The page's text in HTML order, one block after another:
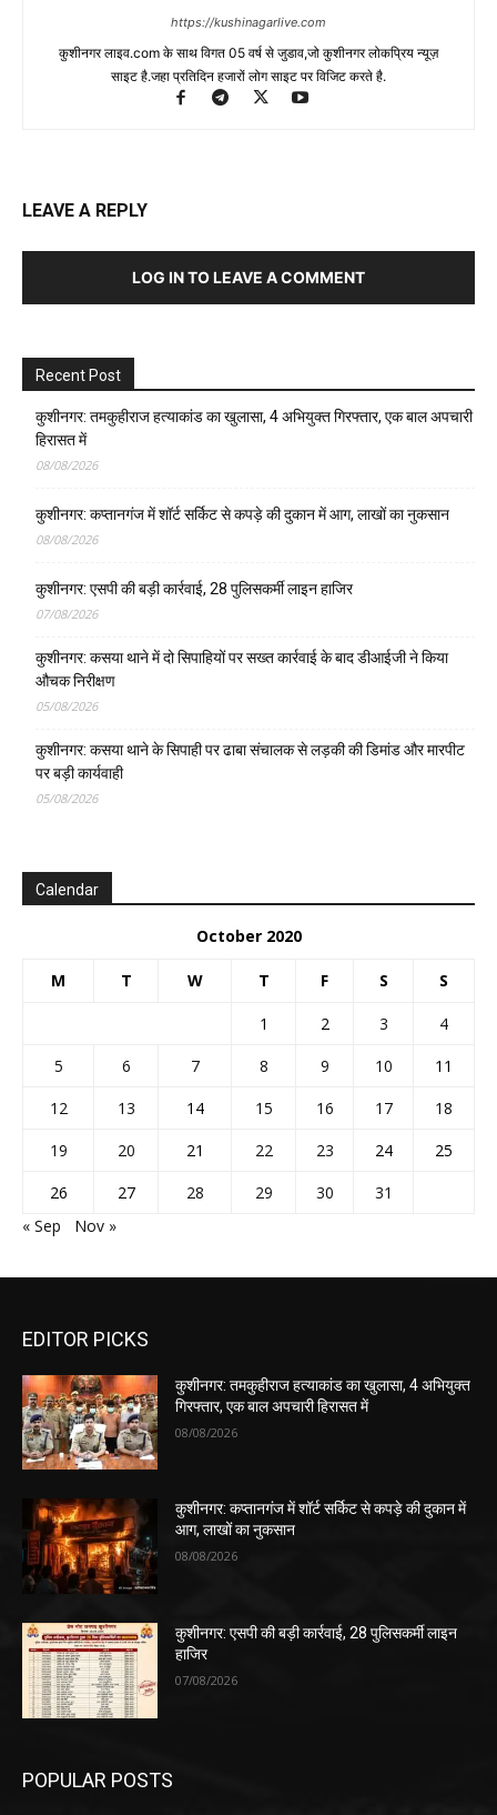
https://kushinagarlive.com
कुशीनगर लाइव.com के साथ विगत 05 वर्ष से जुडाव,जो कुशीनगर लोकप्रिय न्यूज़
साइट है.जहा प्रतिदिन हजारों लोग साइट पर विजिट करते है.
LEAVE A REPLY
LOG IN TO LEAVE A COMMENT
Recent Post
कुशीनगर: तमकुहीराज हत्याकांड का खुलासा, 4 अभियुक्त गिरफ्तार, एक बाल अपचारी
हिरासत में
08/08/2026
कुशीनगर: कप्तानगंज में शॉर्ट सर्किट से कपड़े की दुकान में आग, लाखों का नुकसान
08/08/2026
कुशीनगर: एसपी की बड़ी कार्रवाई, 28 पुलिसकर्मी लाइन हाजिर
07/08/2026
कुशीनगर: कसया थाने में दो सिपाहियों पर सख्त कार्रवाई के बाद डीआईजी ने किया
औचक निरीक्षण
05/08/2026
कुशीनगर: कसया थाने के सिपाही पर ढाबा संचालक से लड़की की डिमांड और मारपीट
पर बड़ी कार्यवाही
05/08/2026
Calendar
October 2020
M T W T F S S
1 2 3
4
5
6 7 8 9 10
11
12
13 14 15 16 17
18
19
20 21 22 23 24
25
26
27 28 29 30
31
« Sep
Nov »
EDITOR PICKS
कुशीनगर: तमकुहीराज हत्याकांड का खुलासा, 4 अभियुक्त
गिरफ्तार, एक बाल अपचारी हिरासत में
08/08/2026
कुशीनगर: कप्तानगंज में शॉर्ट सर्किट से कपड़े की दुकान में
आग, लाखों का नुकसान
08/08/2026
कुशीनगर: एसपी की बड़ी कार्रवाई, 28 पुलिसकर्मी लाइन
हाजिर
07/08/2026
POPULAR POSTS